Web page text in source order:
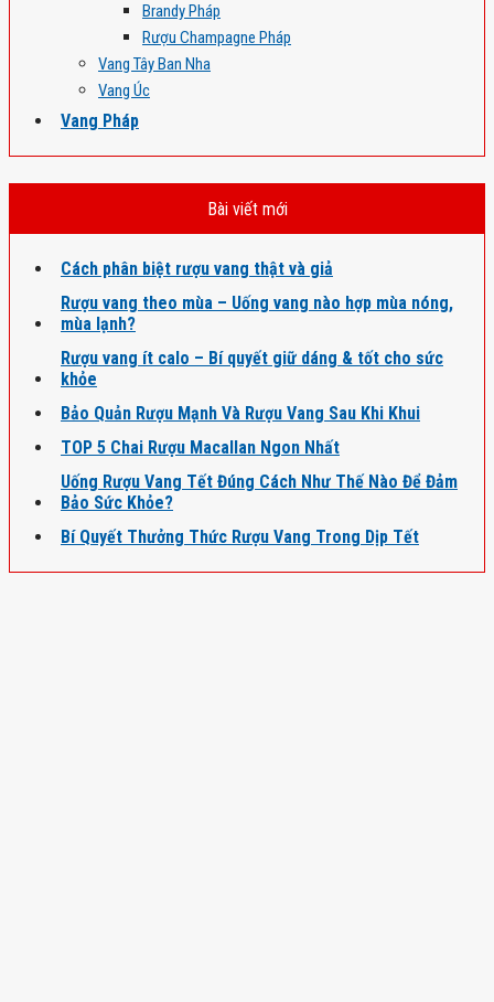
Brandy Pháp
Rượu Champagne Pháp
Vang Tây Ban Nha
Vang Úc
Vang Pháp
Bài viết mới
Cách phân biệt rượu vang thật và giả
Rượu vang theo mùa – Uống vang nào hợp mùa nóng,
mùa lạnh?
Rượu vang ít calo – Bí quyết giữ dáng & tốt cho sức
khỏe
Bảo Quản Rượu Mạnh Và Rượu Vang Sau Khi Khui
TOP 5 Chai Rượu Macallan Ngon Nhất
Uống Rượu Vang Tết Đúng Cách Như Thế Nào Để Đảm
Bảo Sức Khỏe?
Bí Quyết Thưởng Thức Rượu Vang Trong Dịp Tết